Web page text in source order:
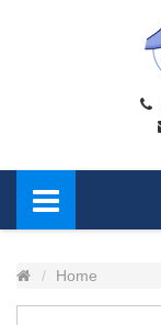
Home